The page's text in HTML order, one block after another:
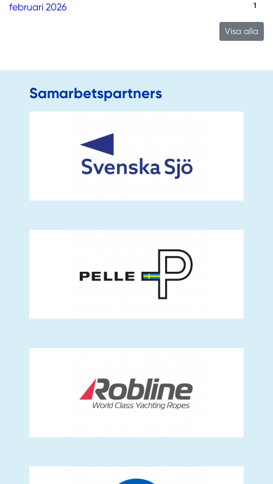
februari 2026 1
Visa alla
Samarbetspartners